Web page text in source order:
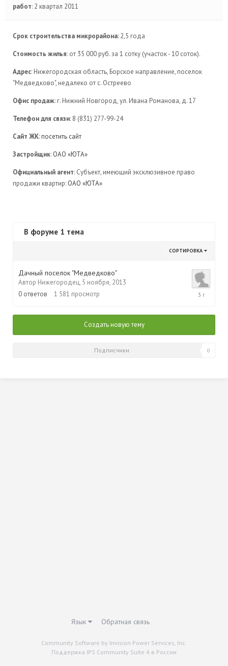
работ: 2 квартал 2011
Срок строительства микрорайона: 2,5 года
Стоимость жилья: от 35 000 руб. за 1 сотку (участок - 10 соток).
Адрес: Нижегородская область, Борское направление, поселок
"Медведково", недалеко от с. Остреево
Офис продаж: г. Нижний Новгород, ул. Ивана Романова, д. 17
Телефон для связи: 8 (831) 277-99-24
Сайт ЖК:посетить сайт
Застройщик: ОАО «ЮТА»
Официальный агент: Субъект, имеющий эксклюзивное право
продажи квартир: ОАО «ЮТА»
В форуме 1 тема
СОРТИРОВКА
Дачный поселок "Медведково"
Автор Нижегородец, 5 ноября, 2013
0 ответов 1 581 просмотр
Создать новую тему
Подписчики 0
Язык Обратная связь
Community Software by Invision Power Services, Inc.
Поддержка IPS Community Suite 4 в России